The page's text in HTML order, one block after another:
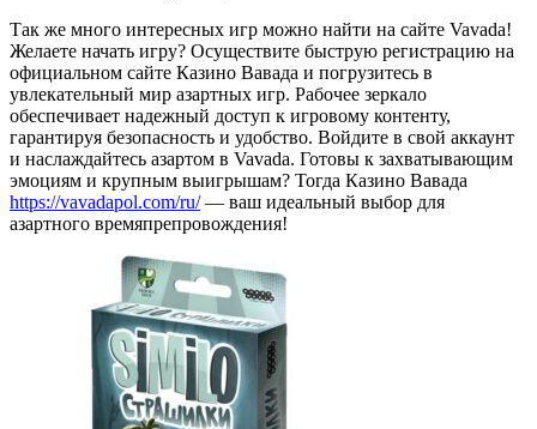
Так же много интересных игр можно найти на сайте Vavada!
Желаете начать игру? Осуществите быструю регистрацию на
официальном сайте Казино Вавада и погрузитесь в
увлекательный мир азартных игр. Рабочее зеркало
обеспечивает надежный доступ к игровому контенту,
гарантируя безопасность и удобство. Войдите в свой аккаунт
и наслаждайтесь азартом в Vavada. Готовы к захватывающим
эмоциям и крупным выигрышам? Тогда Казино Вавада
https://vavadapol.com/ru/— ваш идеальный выбор для
азартного времяпрепровождения!